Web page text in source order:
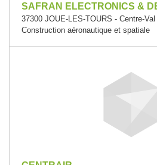
SAFRAN ELECTRONICS &
37300 JOUE-LES-TOURS - Centre-
Construction aéronautique et spatiale